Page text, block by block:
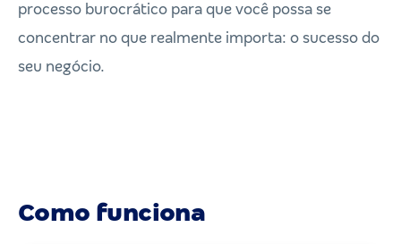
processo burocrático para que você possa se
concentrar no que realmente importa: o sucesso do
seu negócio.
Como funciona